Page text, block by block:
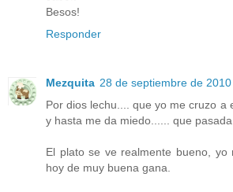
Besos!
Responder
Mezquita 28 de septiembre de
Por dios lechu.... que yo me cruzo a
y hasta me da miedo...... que pasada.
El plato se ve realmente bueno, yo
hoy de muy buena gana.